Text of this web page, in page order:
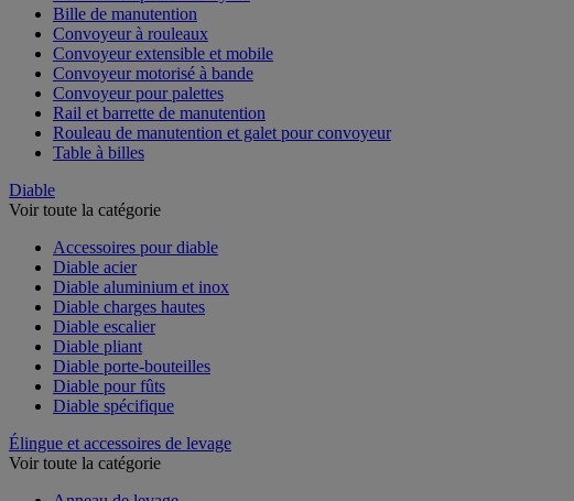
Accessoires pour convoyeur
Bille de manutention
Convoyeur à rouleaux
Convoyeur extensible et mobile
Convoyeur motorisé à bande
Convoyeur pour palettes
Rail et barrette de manutention
Rouleau de manutention et galet pour convoyeur
Diable
Accessoires pour diable
Diable acier
Diable aluminium et inox
Diable charges hautes
Diable escalier
Diable pliant
Diable porte-bouteilles
Diable pour fûts
Élingue et accessoires de levage